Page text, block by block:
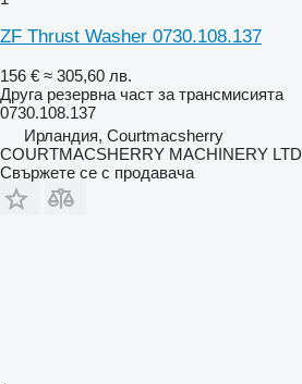
ZF Thrust Washer 0730.108.137
156 € ≈ 305,60 лв.
Друга резервна част за трансмисията
0730.108.137
Ирландия, Courtmacsherry
COURTMACSHERRY MACHINERY LTD
Свържете се с продавача